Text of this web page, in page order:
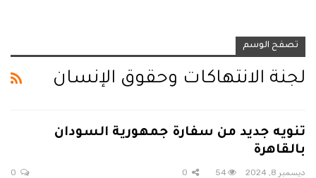
تصفح الوسم
لجنة الانتهاكات وحقوق الإنسان
تنويه جديد من سفارة جمهورية السودان
بالقاهرة
ديسمبر 8, 2024 54